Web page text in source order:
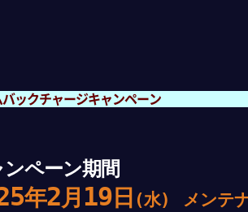
ックチャージキャンペーン
ンペーン期間
年2月 19 日 (水)
メンテ